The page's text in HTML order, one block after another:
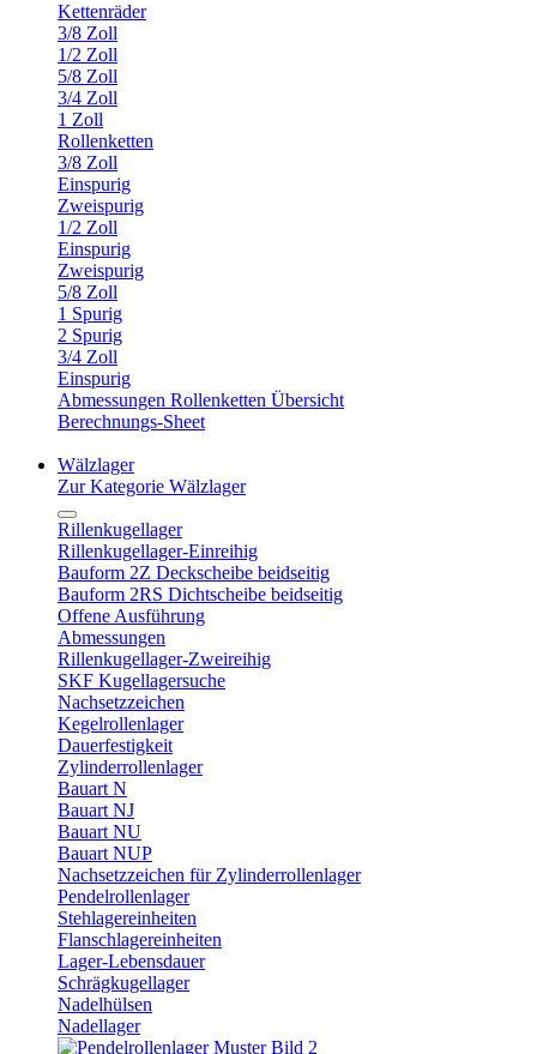
Kettenräder
3/8 Zoll
1/2 Zoll
5/8 Zoll
3/4 Zoll
1 Zoll
Rollenketten
3/8 Zoll
Einspurig
Zweispurig
1/2 Zoll
Einspurig
Zweispurig
5/8 Zoll
1 Spurig
2 Spurig
3/4 Zoll
Einspurig
Abmessungen Rollenketten Übersicht
Berechnungs-Sheet
Wälzlager
Zur Kategorie Wälzlager
Rillenkugellager
Rillenkugellager-Einreihig
Bauform 2Z Deckscheibe beidseitig
Bauform 2RS Dichtscheibe beidseitig
Offene Ausführung
Abmessungen
Rillenkugellager-Zweireihig
SKF Kugellagersuche
Nachsetzzeichen
Kegelrollenlager
Dauerfestigkeit
Zylinderrollenlager
Bauart N
Bauart NJ
Bauart NU
Bauart NUP
Nachsetzzeichen für Zylinderrollenlager
Pendelrollenlager
Stehlagereinheiten
Flanschlagereinheiten
Lager-Lebensdauer
Schrägkugellager
Nadelhülsen
Nadellager